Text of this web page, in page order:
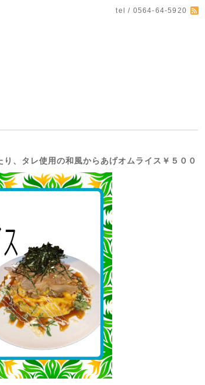
tel / 0564-64-5920
、タレ使用の和風からあげオムライス￥５００